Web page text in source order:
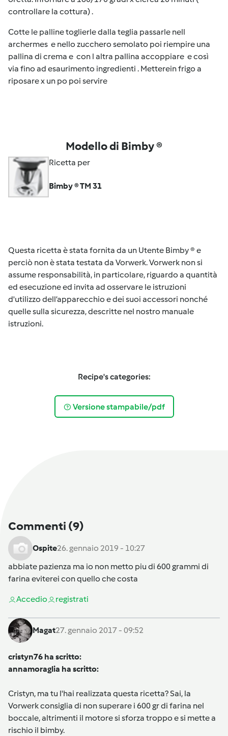
controllare la cottura) .
Cotte le palline toglierle dalla teglia passarle nell
archermes e nello zucchero semolato poi riempire una
pallina di crema e con l altra pallina accoppiare e così
via fino ad esaurimento ingredienti . Metterein frigo a
riposare x un po poi servire
Modello di Bimby ®
Ricetta per
Bimby ® TM 31
Questa ricetta è stata fornita da un Utente Bimby ® e
perciò non è stata testata da Vorwerk. Vorwerk non si
assume responsabilità, in particolare, riguardo a quantità
ed esecuzione ed invita ad osservare le istruzioni
d'utilizzo dell’apparecchio e dei suoi accessori nonché
quelle sulla sicurezza, descritte nel nostro manuale
istruzioni.
Recipe's categories:
Versione stampabile/pdf
Commenti (9)
Ospite26. gennaio 2019 - 10:27
abbiate pazienza ma io non metto piu di 600 grammi di
farina eviterei con quello che costa
Accedio registrati
Magat27. gennaio 2017 - 09:52
cristyn76 ha scritto:
annamoraglia ha scritto:
Cristyn, ma tu l'hai realizzata questa ricetta? Sai, la
Vorwerk consiglia di non superare i 600 gr di farina nel
boccale, altrimenti il motore si sforza troppo e si mette a
rischio il bimby.